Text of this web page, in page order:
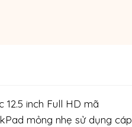
12.5 inch Full HD mã
mỏng nhẹ sử dụng cáp